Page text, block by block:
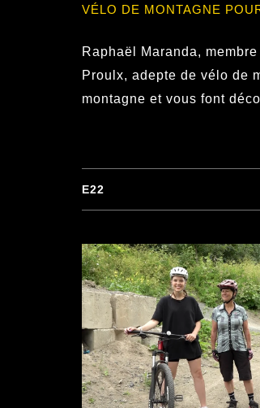
VÉLO DE MONTAGNE
Raphaël Maranda,
Proulx, adepte de vélo de
montagne et vous font
E22